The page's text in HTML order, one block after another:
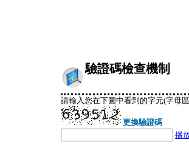
驗證碼檢查機制
請輸入您在下圖中看到的字元(字母
更換驗證碼
播